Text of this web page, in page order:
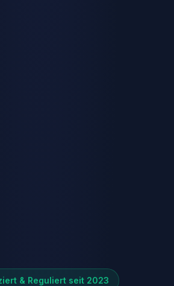
& Reguliert seit 2023